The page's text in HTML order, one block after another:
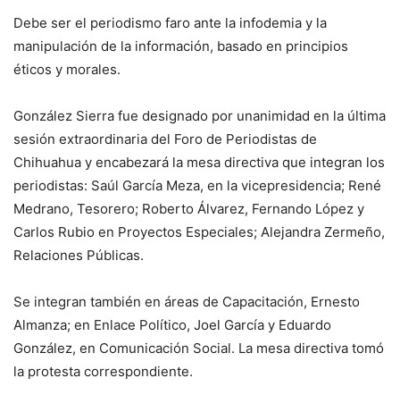
Debe ser el periodismo faro ante la infodemia y la
manipulación de la información, basado en principios
éticos y morales.
González Sierra fue designado por unanimidad en la última
sesión extraordinaria del Foro de Periodistas de
Chihuahua y encabezará la mesa directiva que integran los
periodistas: Saúl García Meza, en la vicepresidencia; René
Medrano, Tesorero; Roberto Álvarez, Fernando López y
Carlos Rubio en Proyectos Especiales; Alejandra Zermeño,
Relaciones Públicas.
Se integran también en áreas de Capacitación, Ernesto
Almanza; en Enlace Político, Joel García y Eduardo
González, en Comunicación Social. La mesa directiva tomó
la protesta correspondiente.